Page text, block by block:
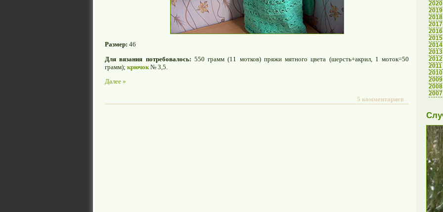
Размер: 46
Для вязания потребовалось: 550 грамм (11 мотков) пряжи мятного цвета (шерсть+акрил, 1 моток=50
грамм); крючок № 3,5.
Далее »
5 комментариев